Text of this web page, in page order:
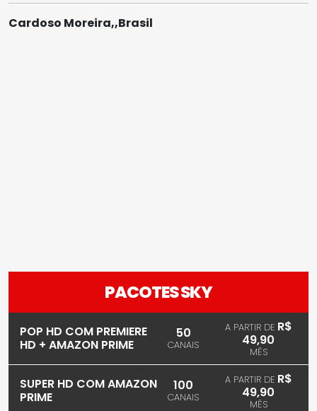
Cardoso Moreira,,Brasil
PACOTES SKY
POP HD COM PREMIERE
HD + AMAZON PRIME
50
CANAIS
A PARTIR DE R$
49,90
MÊS
SUPER HD COM AMAZON
PRIME
100
CANAIS
A PARTIR DE R$
49,90
MÊS